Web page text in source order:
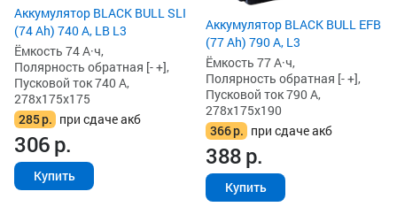
Аккумулятор BLACK BULL SLI
(74 Ah) 740 А, LB L3
Ёмкость 74 А·ч,
Полярность обратная [- +],
Пусковой ток 740 А,
278x175x175
285р. при сдаче акб
306р.
Купить
Аккумулятор BLACK BULL EFB
(77 Ah) 790 А, L3
Ёмкость 77 А·ч,
Полярность обратная [- +],
Пусковой ток 790 А,
278x175x190
366р. при сдаче акб
388р.
Купить